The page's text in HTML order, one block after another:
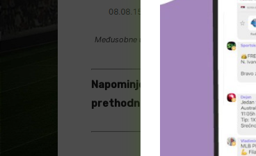
Međusobne utakmice: Illertissen –
Napominjemo da ovo nisu
prethodnim rezultatima. Ako
Image by